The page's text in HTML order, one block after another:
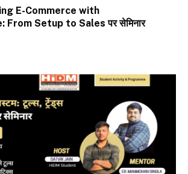
E-Commerce with
From Setup to Sales पर सेमिनार